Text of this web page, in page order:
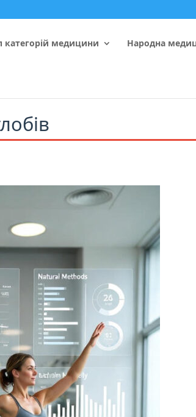
категорій медицини Народна